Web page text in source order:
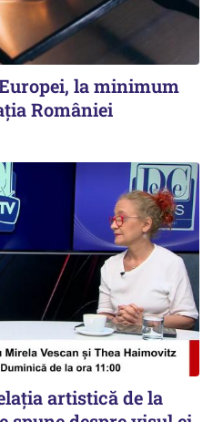
la minimum
României
artistică de la